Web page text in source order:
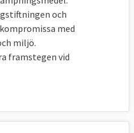
och
med
miljö.
framstegen vid